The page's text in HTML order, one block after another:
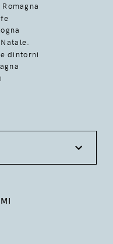
dintorni